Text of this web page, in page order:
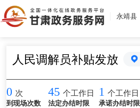
永靖县
人民调解员补贴发放
0 次
到现场次数
45 个工作日
法定办结时限
1 个工作日
承诺办结时限